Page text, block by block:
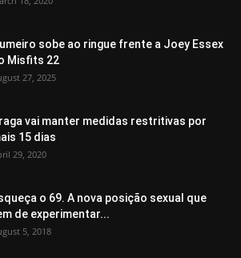
sobe ao ringue frente a Joey Essex
Misfits 22
27, 2025
vai manter medidas restritivas por
15 dias
29, 2020
o 69. A nova posição sexual que
de experimentar...
5, 2018